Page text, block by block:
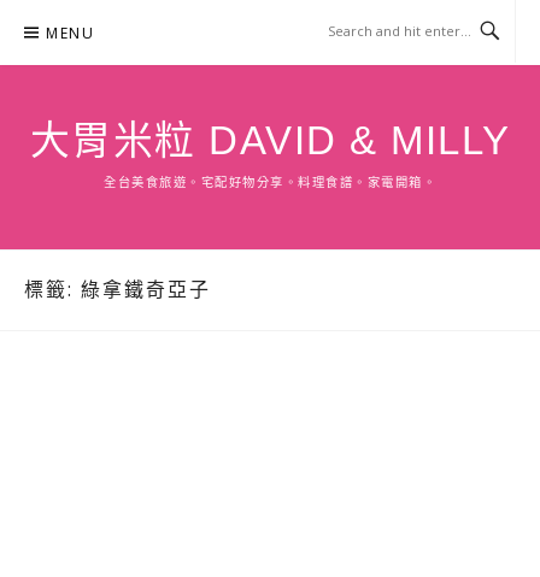
content
MENU
大胃米粒 DAVID & MILLY
全台美食旅遊。宅配好物分享。料理食譜。家電開箱。
標籤: 綠拿鐵奇亞子